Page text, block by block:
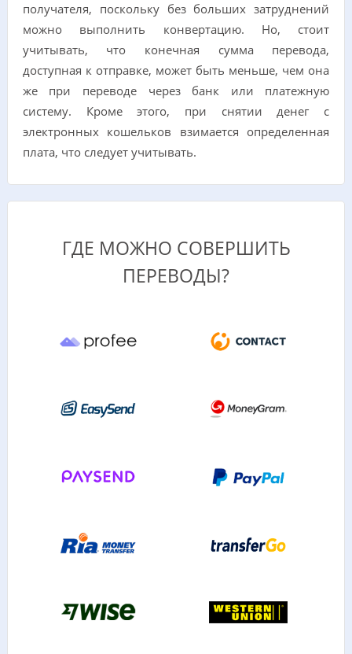
получателя, поскольку без больших затруднений
можно выполнить конвертацию. Но, стоит
учитывать, что конечная сумма перевода,
доступная к отправке, может быть меньше, чем она
же при переводе через банк или платежную
систему. Кроме этого, при снятии денег с
электронных кошельков взимается определенная
плата, что следует учитывать.
ГДЕ МОЖНО СОВЕРШИТЬ
ПЕРЕВОДЫ?